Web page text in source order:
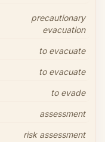
precautionary
evacuation
to evacuate
to evacuate
to evade
assessment
risk assessment